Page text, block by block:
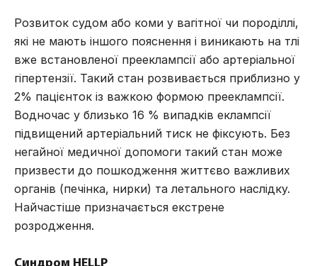
Розвиток судом або коми у вагітної чи породіллі,
які не мають іншого пояснення і виникають на тлі
вже встановленої прееклампсії або артеріальної
гіпертензії. Такий стан розвивається приблизно у
2% пацієнток із важкою формою прееклампсії.
Водночас у близько 16 % випадків еклампсії
підвищений артеріальний тиск не фіксують. Без
негайної медичної допомоги такий стан може
призвести до пошкодження життєво важливих
органів (печінка, нирки) та летального наслідку.
Найчастіше призначається екстрене
розродження.